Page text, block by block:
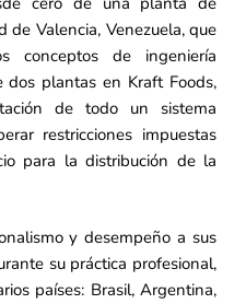
Valencia, Venezuela, que
conceptos de ingeniería
plantas en Kraft Foods,
de todo un sistema
restricciones impuestas
para la distribución de la
y desempeño a sus
su práctica profesional,
países: Brasil, Argentina,